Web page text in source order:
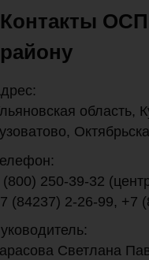
Контакты ОСП
району
область,
(800) 250-39-32
(84237) 2-26-99, +7
Светлана